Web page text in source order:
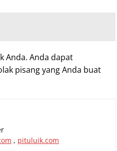
Anda. Anda dapat
pisang yang Anda buat
, pituluik.com